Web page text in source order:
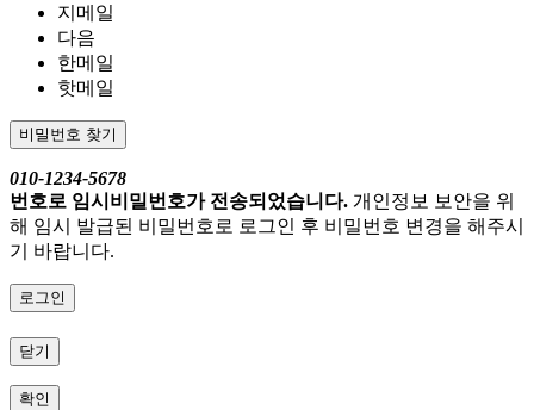
지메일
다음
한메일
핫메일
비밀번호 찾기
010-1234-5678
번호로 임시비밀번호가 전송되었습니다. 개인정보 보안을 위
해 임시 발급된 비밀번호로 로그인 후 비밀번호 변경을 해주시
기 바랍니다.
로그인
닫기
확인